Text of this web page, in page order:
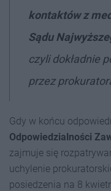
kontaktów z
Sądu
czyli dokładnie
przez
Gdy w końcu
Odpowiedzialności
zajmuje się
uchylenie
posiedzenia na 8